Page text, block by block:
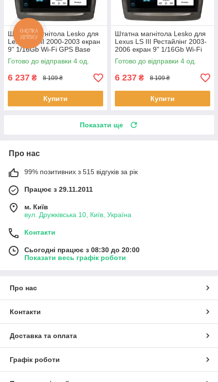
Штатна магнітола Lesko для
Lexus LS III 2000-2003 екран
9" 1/16Gb Wi-Fi GPS Base
Лексус 4 шт.
Готово до відправки 4 од.
6 237 ₴ 8 109 ₴
Купити
Штатна магнітола Lesko для
Lexus LS III Рестайлінг 2003-
2006 екран 9" 1/16Gb Wi-Fi
GPS Base 4 шт.
Готово до відправки 4 од.
6 237 ₴ 8 109 ₴
Купити
Показати ще
Про нас
99% позитивних з 515 відгуків за рік
Працює з 29.11.2011
м. Київ
вул. Дружківська 10, Київ, Україна
Контакти
Сьогодні працює з 08:30 до 20:00
Показати весь графік роботи
Про нас
Контакти
Доставка та оплата
Графік роботи